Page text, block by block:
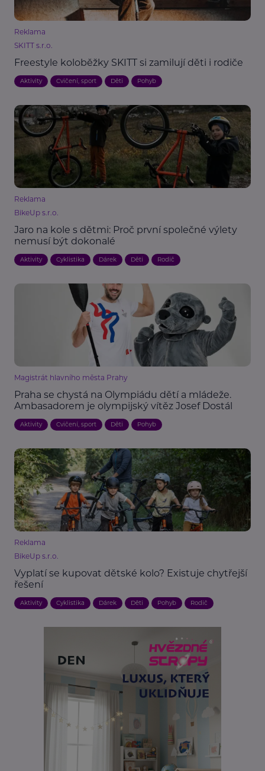
Reklama
SKITT s.r.o.
Freestyle koloběžky SKITT si zamilují děti i rodiče
Aktivity Cvičení, sport Děti Pohyb
Reklama
BikeUp s.r.o.
Jaro na kole s dětmi: Proč první společné výlety
nemusí být dokonalé
Aktivity Cyklistika Dárek Děti Rodič
Magistrát hlavního města Prahy
Praha se chystá na Olympiádu dětí a mládeže.
Ambasadorem je olympijský vítěz Josef Dostál
Aktivity Cvičení, sport Děti Pohyb
Reklama
BikeUp s.r.o.
Vyplatí se kupovat dětské kolo? Existuje chytřejší
řešení
Aktivity Cyklistika Dárek Děti Pohyb Rodič